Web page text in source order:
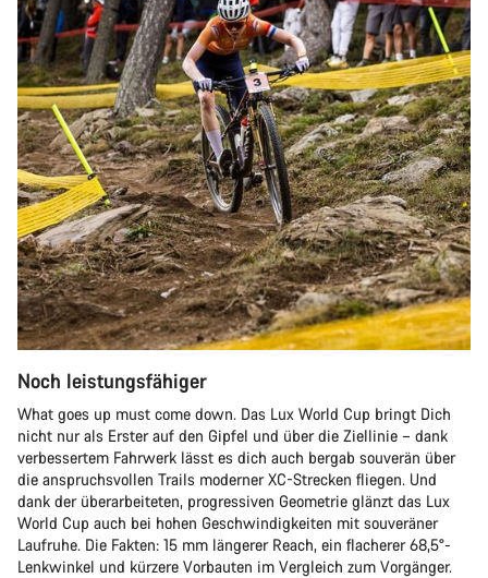
Noch leistungsfähiger
What goes up must come down. Das Lux World Cup bringt Dich
nicht nur als Erster auf den Gipfel und über die Ziellinie – dank
verbessertem Fahrwerk lässt es dich auch bergab souverän über
die anspruchsvollen Trails moderner XC-Strecken fliegen. Und
dank der überarbeiteten, progressiven Geometrie glänzt das Lux
World Cup auch bei hohen Geschwindigkeiten mit souveräner
Laufruhe. Die Fakten: 15 mm längerer Reach, ein flacherer 68,5°-
Lenkwinkel und kürzere Vorbauten im Vergleich zum Vorgänger.